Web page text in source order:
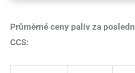
Průměrné ceny paliv za
CCS: